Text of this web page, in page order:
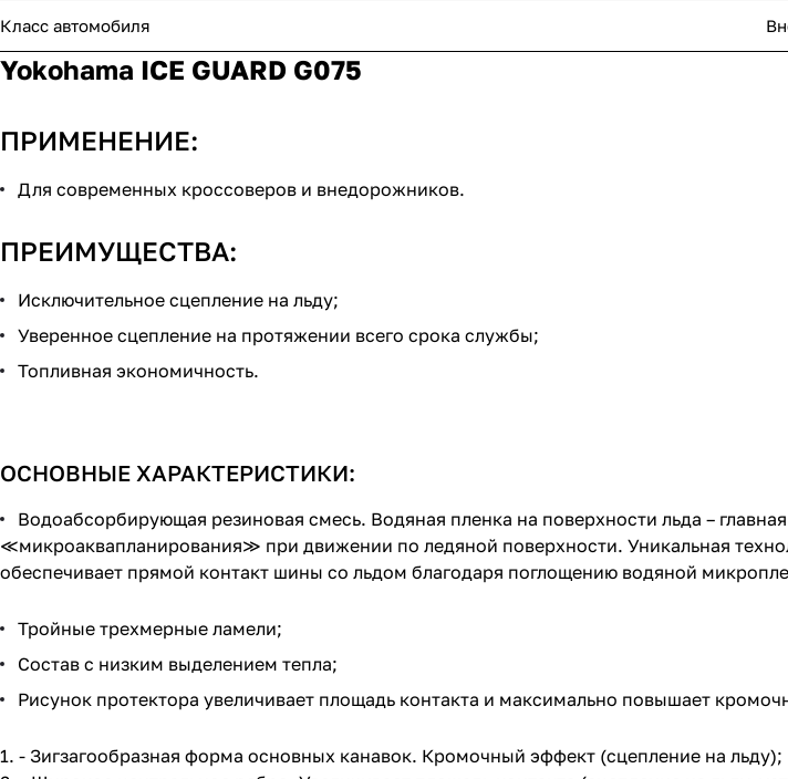
Класс автомобиля
Yokohama ICE GUARD G075
ПРИМЕНЕНИЕ:
Для современных кроссоверов и внедорожников.
ПРЕИМУЩЕСТВА:
Исключительное сцепление на льду;
Уверенное сцепление на протяжении всего срока службы;
Топливная экономичность.
ОСНОВНЫЕ ХАРАКТЕРИСТИКИ:
Водоабсорбирующая резиновая смесь. Водяная пленка на поверхности льда –
≪микроаквапланирования≫ при движении по ледяной поверхности. Уникальная
обеспечивает прямой контакт шины со льдом благодаря поглощению водяной
Тройные трехмерные ламели;
Состав с низким выделением тепла;
Рисунок протектора увеличивает площадь контакта и максимально повышает